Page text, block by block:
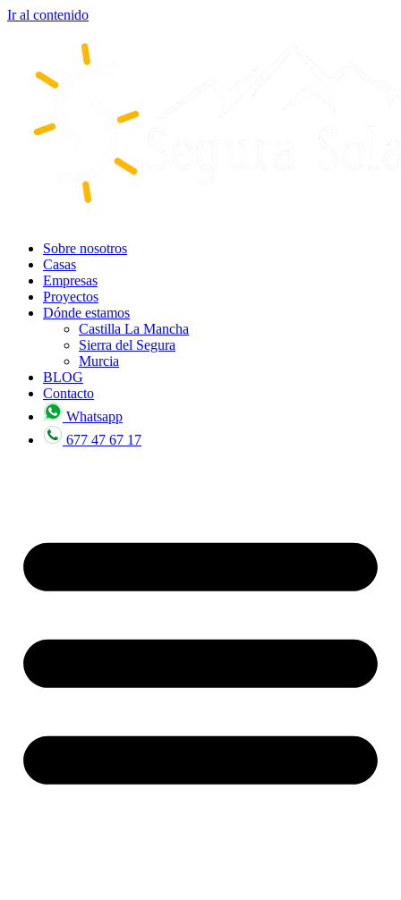
Ir al contenido
Sobre nosotros
Casas
Empresas
Proyectos
Dónde estamos
Castilla La Mancha
Sierra del Segura
Murcia
BLOG
Contacto
Whatsapp
677 47 67 17